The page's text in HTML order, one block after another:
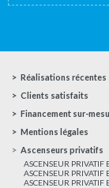
Réalisations récentes
Clients satisfaits
Financement sur-
Mentions légales
Ascenseurs privatifs
ASCENSEUR PRIVATIF
ASCENSEUR PRIVATIF
ASCENSEUR PRIVATIF